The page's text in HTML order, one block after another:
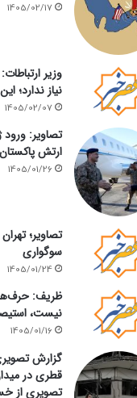
1405/02/17
وزیر
نیاز ندارد؛
1405/02/07
تصاویر: ورود
ارتش
1405/01/26
تصاویر؛
سوگواری
1405/01/24
ظریف:
نیست،
1405/01/16
گزارش
قطری در
تصویری از